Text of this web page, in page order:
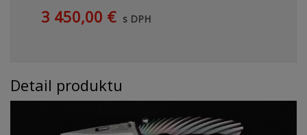
3 450,00 € s DPH
Detail produktu